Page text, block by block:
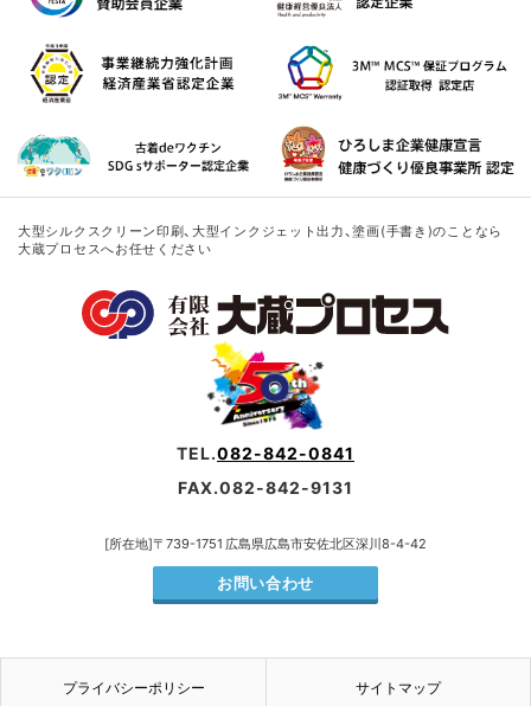
大型シルクスクリーン印刷、大型インクジェット出力、塗画(手書き)のことなら
大蔵プロセスへお任せください
TEL.082-842-0841
FAX.082-842-9131
[所在地]〒739-1751 広島県広島市安佐北区深川8-4-42
お問い合わせ
プライバシーポリシー サイトマップ